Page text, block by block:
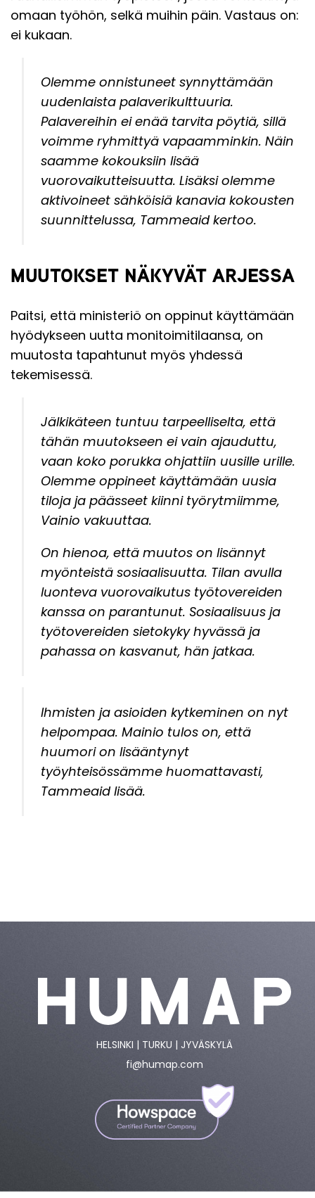
omaan työhön, selkä muihin päin. Vastaus on:
ei kukaan.
Olemme onnistuneet synnyttämään
uudenlaista palaverikulttuuria.
Palavereihin ei enää tarvita pöytiä, sillä
voimme ryhmittyä vapaamminkin. Näin
saamme kokouksiin lisää
vuorovaikutteisuutta. Lisäksi olemme
aktivoineet sähköisiä kanavia kokousten
suunnittelussa, Tammeaid kertoo.
MUUTOKSET NÄKYVÄT ARJESSA
Paitsi, että ministeriö on oppinut käyttämään
hyödykseen uutta monitoimitilaansa, on
muutosta tapahtunut myös yhdessä
tekemisessä.
Jälkikäteen tuntuu tarpeelliselta, että
tähän muutokseen ei vain ajauduttu,
vaan koko porukka ohjattiin uusille urille.
Olemme oppineet käyttämään uusia
tiloja ja päässeet kiinni työrytmiimme,
Vainio vakuuttaa.
On hienoa, että muutos on lisännyt
myönteistä sosiaalisuutta. Tilan avulla
luonteva vuorovaikutus työtovereiden
kanssa on parantunut. Sosiaalisuus ja
työtovereiden sietokyky hyvässä ja
pahassa on kasvanut, hän jatkaa.
Ihmisten ja asioiden kytkeminen on nyt
helpompaa. Mainio tulos on, että
huumori on lisääntynyt
työyhteisössämme huomattavasti,
Tammeaid lisää.
HELSINKI | TURKU | JYVÄSKYLÄ
fi@humap.com